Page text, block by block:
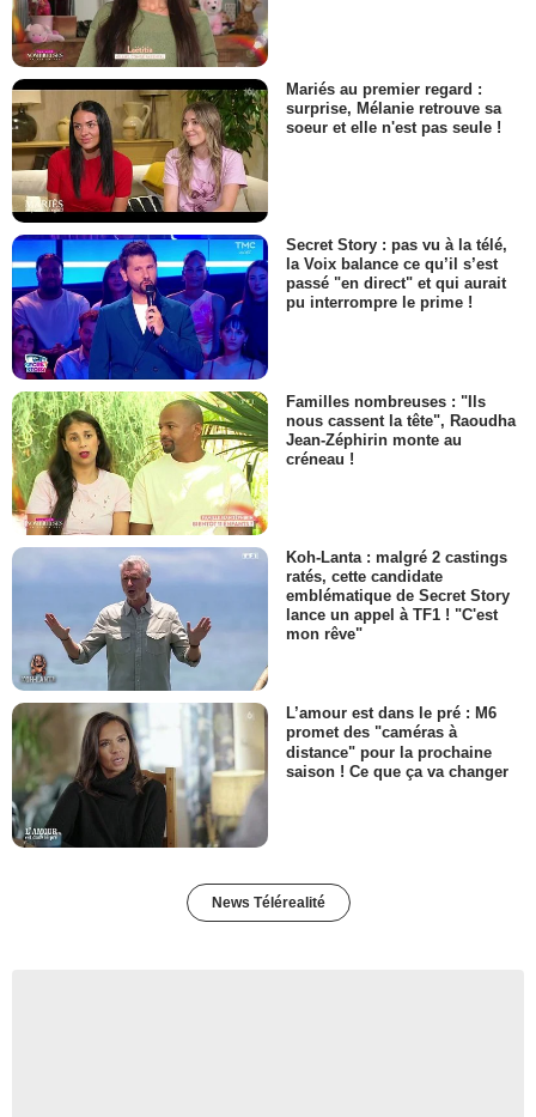
Mariés au premier regard :
surprise, Mélanie retrouve sa
soeur et elle n'est pas seule !
Secret Story : pas vu à la télé,
la Voix balance ce qu’il s’est
passé "en direct" et qui aurait
pu interrompre le prime !
Familles nombreuses : "Ils
nous cassent la tête", Raoudha
Jean-Zéphirin monte au
créneau !
Koh-Lanta : malgré 2 castings
ratés, cette candidate
emblématique de Secret Story
lance un appel à TF1 ! "C'est
mon rêve"
L’amour est dans le pré : M6
promet des "caméras à
distance" pour la prochaine
saison ! Ce que ça va changer
News Télérealité